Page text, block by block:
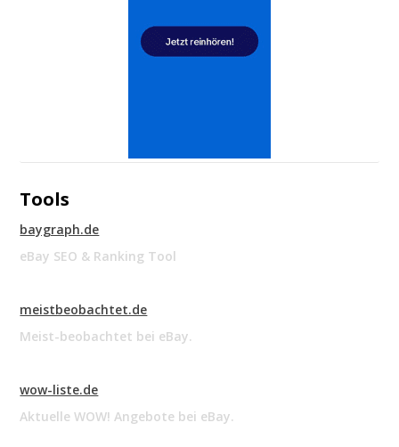
Tools
baygraph.de
eBay SEO & Ranking Tool
meistbeobachtet.de
Meist-beobachtet bei eBay.
wow-liste.de
Aktuelle WOW! Angebote bei eBay.